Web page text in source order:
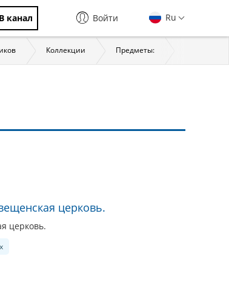
канал Ru
Войти
Коллекции Предметы:
церковь.
церковь.